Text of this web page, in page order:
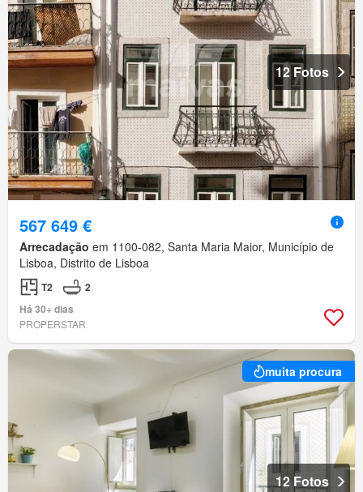
12 Fotos
567 649 €
Arrecadação em 1100-082, Santa Maria Maior, Município de
Lisboa, Distrito de Lisboa
T2
2
Há 30+ dias
PROPERSTAR
muita procura
12 Fotos